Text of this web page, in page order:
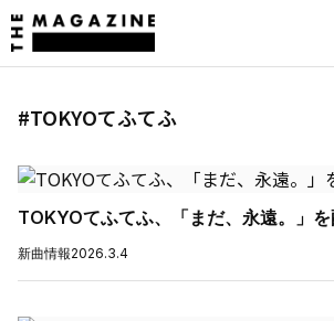
#TOKYOてふてふ
TOKYOてふてふ、「まだ、永遠。」
新曲情報2026.3.4